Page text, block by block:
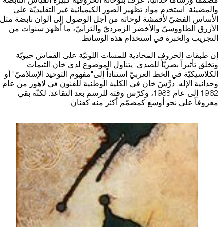
والمضيئة. استخدم مواد تظهير الصور الكيميائية غير التقليديّة على
الأساس الفضيّ لأقمشة لوحاته من أجل الوصول إلى ألوان نابضة مثل
الأزرق الطاووسيّ والأخضر الزمرديّ والترابيّ، ما أظهرَ سنوات من
التجريب والخبرة في استخدام هذه الوسائط.
إن طبقات الحروف المحاذية للمسات اللونيّة على القماش حيويّة
وتخلق تأثيراً بصريّاً للصدى. يتناول الموضوع لدى خان الثيمات
الكلاسيكيّة في الخط العربيّ استناداً إلى"مفهوم التوحيد الإسلاميّ" أو
وحدانية الإله. درَّسَ خان في الكلية الوطنية للفنون في لاهور من عام
1962 إلى عام 1988، وكرّس وقته للرسم بعد التقاعد. لكنّه بقي
معروفاً على نحو أوسع كمصمّم أكثر منه كفنان.
استضافة الفعاليات
اتصل بنا
سهولة الوصول والحركة
الشروط والأحكام
سياسة ملفات تعريف الارتباط